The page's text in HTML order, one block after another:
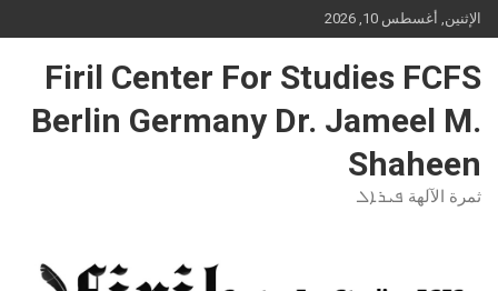
Skip
to
الإثنين, أغسطس 10, 2026
Firil Center For Studies FCFS
Berlin Germany Dr. Jameel M.
Shaheen
ثمرة الآلهة ܦܝܪܐܠ